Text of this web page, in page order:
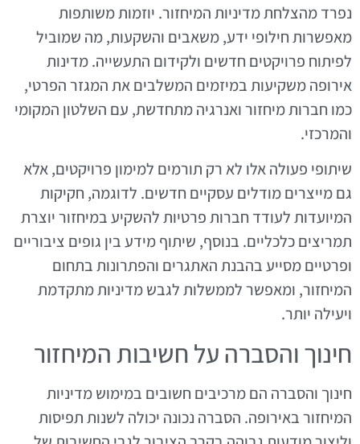
נפרד מהצלחת מדיניות המיחזור. יוזמות משותפות
מאפשרות חילופי ידע, משאבים והשקעות, מה שמוביל
לפיתוח פרויקטים חדשים ולקידום התעשייה. מדינות
אירופה משקיעות במיזמים המשלבים את המגזר הפרטי,
כמו חברות מיחזור ואנרגיה מתחדשת, עם השלטון המקומי
והמרכזי.
שיתופי פעולה אלו לא רק תורמים למימון פרויקטים, אלא
גם מייצרים מודלים עסקיים חדשים. לדוגמה, חקיקות
המיועדות לעודד חברות פרטיות להשקיע במיחזור יוצרת
תמריצים כלכליים. בנוסף, שיתוף מידע בין גופים ציבוריים
ופרטיים מסייע בהבנת האתגרים והפתרונות בתחום
המיחזור, ומאפשר לממשלות לגבש מדיניות מתקדמת
ויעילה יותר.
חינוך והסברה על חשיבות המיחזור
חינוך והסברה הם מרכיבים חשובים במימוש מדיניות
המיחזור באירופה. הסברה נכונה יכולה לשנות תפיסות